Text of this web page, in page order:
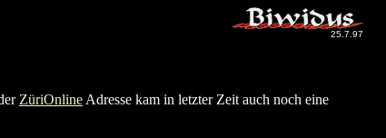
25.7.97
ZüriOnlineAdresse kam in letzter Zeit auch noch eine